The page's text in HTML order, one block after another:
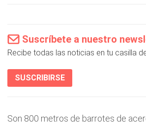
Suscríbete a nuestro
Recibe todas las noticias en tu casilla
SUSCRIBIRSE
Son 800 metros de barrotes de